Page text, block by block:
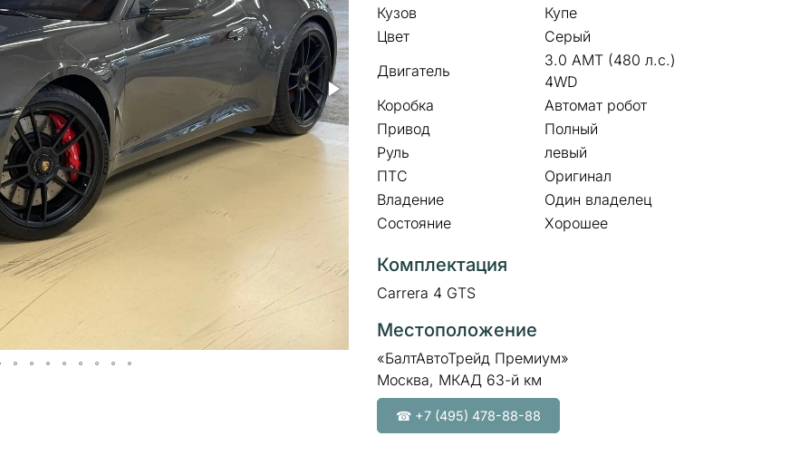
Кузов
Купе
Цвет
Серый
Двигатель
3.0 AMT (480 л.с.)
4WD
Коробка
Автомат робот
Привод
Полный
Руль
левый
ПТС
Оригинал
Владение
Один владелец
Состояние
Хорошее
Комплектация
Carrera 4 GTS
Местоположение
«БалтАвтоТрейд Премиум»
Москва, МКАД 63-й км
☎ +7 (495) 478-88-88